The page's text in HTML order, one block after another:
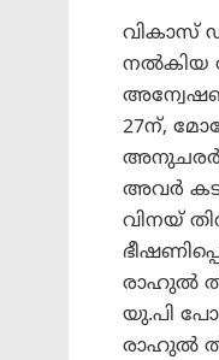
വികാസ്
നൽകിയ
27ന്,
അനുചരർ
അവർ
വിനയ്
രാഹുൽ
യു.പി
രാഹുൽ